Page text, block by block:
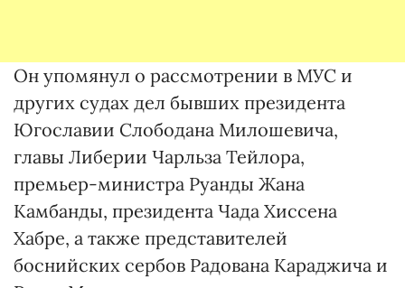
Он упомянул о рассмотрении в МУС и
других судах дел бывших президента
Югославии Слободана Милошевича,
главы Либерии Чарльза Тейлора,
премьер-министра Руанды Жана
Камбанды, президента Чада Хиссена
Хабре, а также представителей
боснийских сербов Радована Караджича и